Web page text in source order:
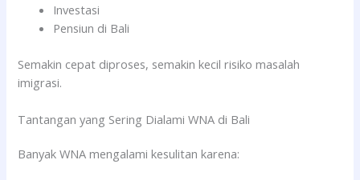
Investasi
Pensiun di Bali
Semakin cepat diproses, semakin kecil risiko masalah
imigrasi.
Tantangan yang Sering Dialami WNA di Bali
Banyak WNA mengalami kesulitan karena: